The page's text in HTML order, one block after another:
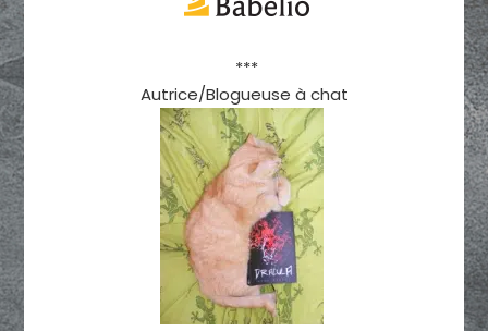
***
Autrice/Blogueuse à chat